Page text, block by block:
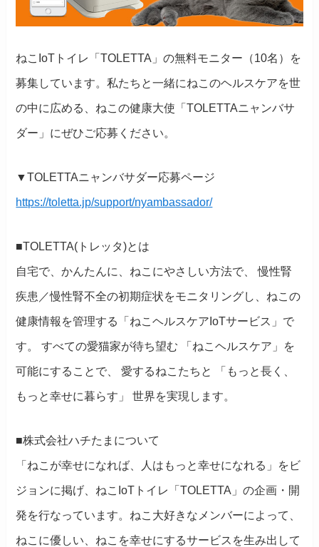
ねこIoTトイレ「TOLETTA」の無料モニター（10名）を
募集しています。私たちと一緒にねこのヘルスケアを世
の中に広める、ねこの健康大使「TOLETTAニャンバサ
ダー」にぜひご応募ください。
▼TOLETTAニャンバサダー応募ページ
https://toletta.jp/support/nyambassador/
■TOLETTA(トレッタ)とは
自宅で、かんたんに、ねこにやさしい方法で、 慢性腎
疾患／慢性腎不全の初期症状をモニタリングし、ねこの
健康情報を管理する「ねこヘルスケアIoTサービス」で
す。 すべての愛猫家が待ち望む 「ねこヘルスケア」を
可能にすることで、 愛するねこたちと 「もっと長く、
もっと幸せに暮らす」 世界を実現します。
■株式会社ハチたまについて
「ねこが幸せになれば、人はもっと幸せになれる」をビ
ジョンに掲げ、ねこIoTトイレ「TOLETTA」の企画・開
発を行なっています。ねこ大好きなメンバーによって、
ねこに優しい、ねこを幸せにするサービスを生み出して